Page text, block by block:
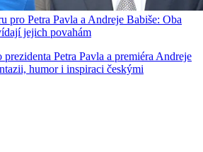
pro Petra Pavla a Andreje Babiše: Oba
jejich povahám
Petra Pavla a premiéra Andreje
humor i inspiraci českými